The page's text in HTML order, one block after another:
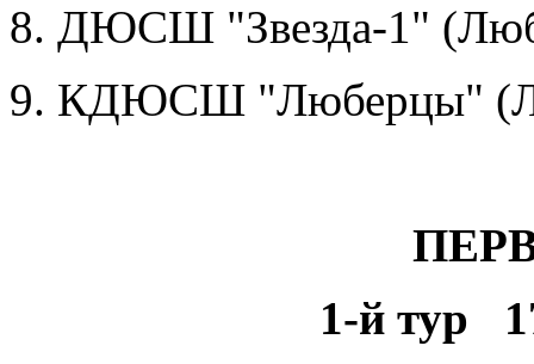
8. ДЮСШ "Звезда-1"
9. КДЮСШ "Люберцы"
1-й тур